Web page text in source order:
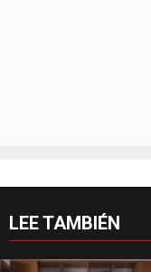
LEE TAMBIÉN